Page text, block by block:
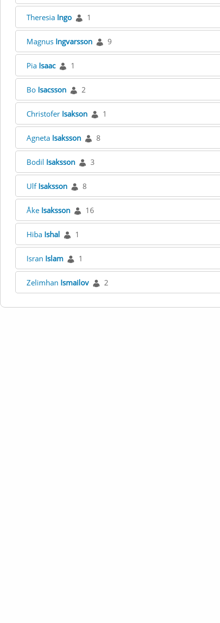
Theresia Ingo 1
Magnus Ingvarsson 9
Pia Isaac 1
Bo Isacsson 2
Christofer Isakson 1
Agneta Isaksson 8
Bodil Isaksson 3
Ulf Isaksson 8
Åke Isaksson 16
Hiba Ishal 1
Isran Islam 1
Zelimhan Ismailov 2